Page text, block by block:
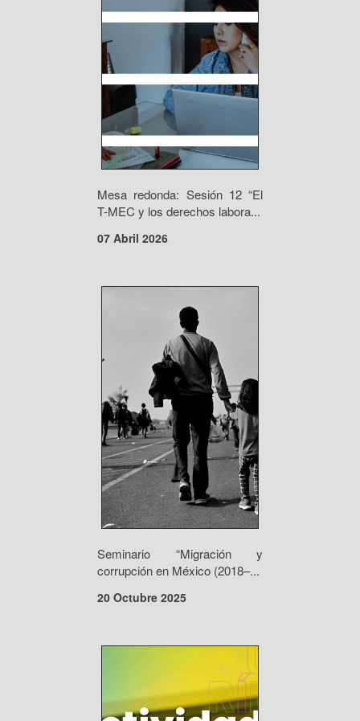
Mesa redonda: Sesión 12 “El
T-MEC y los derechos labora...
07 Abril 2026
Seminario “Migración y
corrupción en México (2018–...
20 Octubre 2025